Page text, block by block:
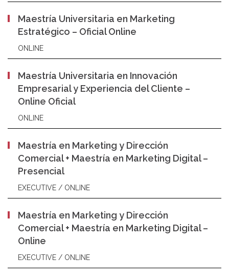
Maestría Universitaria en Marketing
Estratégico – Oficial Online
ONLINE
Maestría Universitaria en Innovación
Empresarial y Experiencia del Cliente –
Online Oficial
ONLINE
Maestría en Marketing y Dirección
Comercial + Maestría en Marketing Digital –
Presencial
EXECUTIVE / ONLINE
Maestría en Marketing y Dirección
Comercial + Maestría en Marketing Digital –
Online
EXECUTIVE / ONLINE